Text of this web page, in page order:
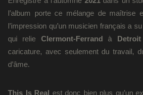
l’album porte ce mélange de maîtrise
l’impression qu’un musicien français a
qui relie Clermont-Ferrand à Detroit
caricature, avec seulement du travail,
d’âme.
This Is Real est donc bien plus qu’un